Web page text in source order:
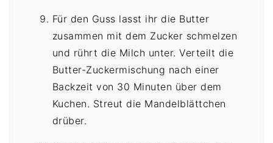
Für den Guss lasst ihr die Butter
zusammen mit dem Zucker schmelzen
und rührt die Milch unter. Verteilt die
Butter-Zuckermischung nach einer
Backzeit von 30 Minuten über dem
Kuchen. Streut die Mandelblättchen
drüber.